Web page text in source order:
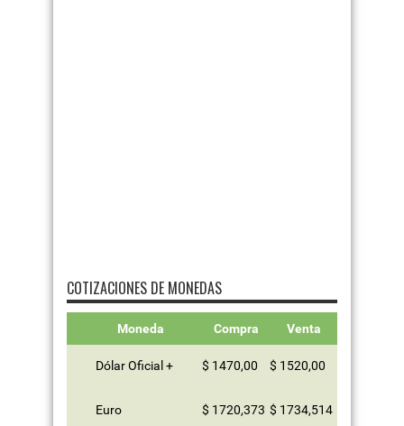
COTIZACIONES DE MONEDAS
Moneda Compra Venta
Dólar Oficial + $ 1470,00 $ 1520,00
Euro $ 1720,373 $ 1734,514